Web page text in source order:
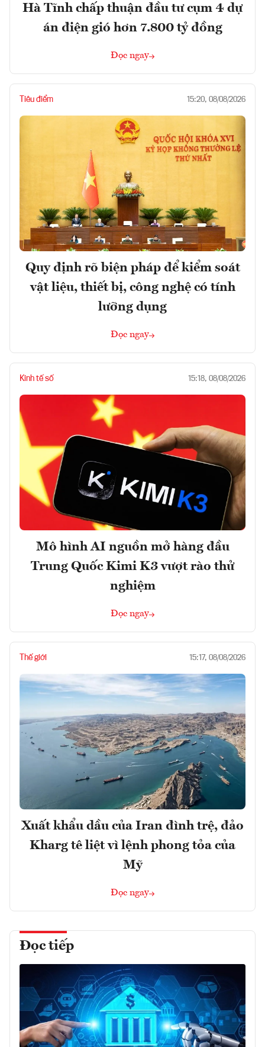
Hà Tĩnh chấp thuận đầu tư cụm 4 dự
án điện gió hơn 7.800 tỷ đồng
Đọc ngay
Tiêu điểm 15:20, 08/08/2026
Quy định rõ biện pháp để kiểm soát
vật liệu, thiết bị, công nghệ có tính
lưỡng dụng
Đọc ngay
Kinh tế số 15:18, 08/08/2026
Mô hình AI nguồn mở hàng đầu
Trung Quốc Kimi K3 vượt rào thử
nghiệm
Đọc ngay
Thế giới 15:17, 08/08/2026
Xuất khẩu dầu của Iran đình trệ, đảo
Kharg tê liệt vì lệnh phong tỏa của
Mỹ
Đọc ngay
Đọc tiếp